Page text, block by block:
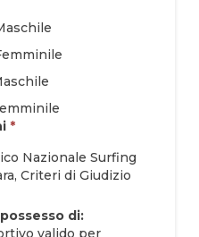
*
Nazionale Surfing
Criteri di Giudizio
di:
valido per